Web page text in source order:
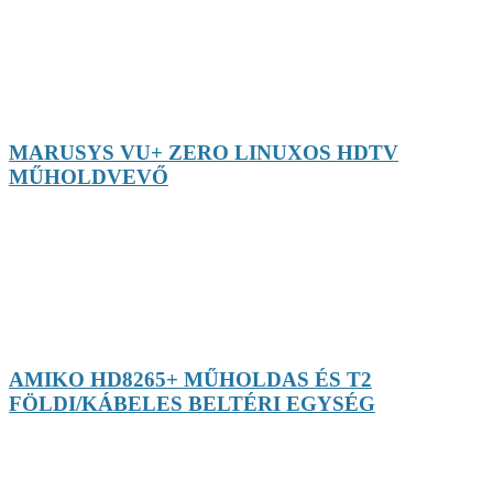
MARUSYS VU+ ZERO LINUXOS HDTV
MŰHOLDVEVŐ
AMIKO HD8265+ MŰHOLDAS ÉS T2
FÖLDI/KÁBELES BELTÉRI EGYSÉG